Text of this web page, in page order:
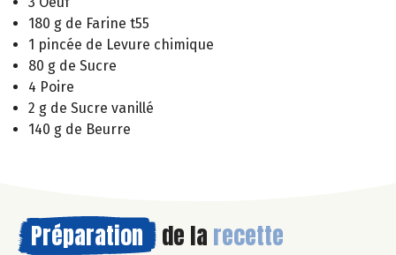
180 g de Farine t55
1 pincée de Levure chimique
80 g de Sucre
4 Poire
2 g de Sucre vanillé
140 g de Beurre
Préparation de la recette